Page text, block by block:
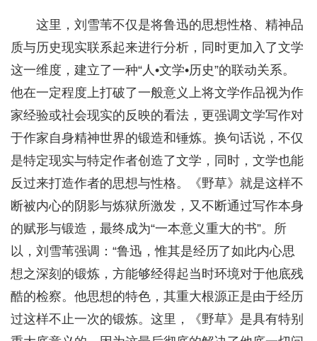
这里，刘雪苇不仅是将鲁迅的思想性格、精神品
质与历史现实联系起来进行分析，同时更加入了文学
这一维度，建立了一种“人•文学•历史”的联动关系。
他在一定程度上打破了一般意义上将文学作品视为作
家经验或社会现实的反映的看法，更强调文学写作对
于作家自身精神世界的锻造和锤炼。换句话说，不仅
是特定现实与特定作者创造了文学，同时，文学也能
反过来打造作者的思想与性格。《野草》就是这样不
断被内心的阴影与炼狱所激发，又不断通过写作本身
的赋形与锻造，最终成为“一本意义重大的书”。所
以，刘雪苇强调：“鲁迅，惟其是经历了如此内心思
想之深刻的锻炼，方能够经得起当时环境对于他底残
酷的检察。他思想的特色，其重大根源正是由于经历
过这样不止一次的锻炼。这里，《野草》是具有特别